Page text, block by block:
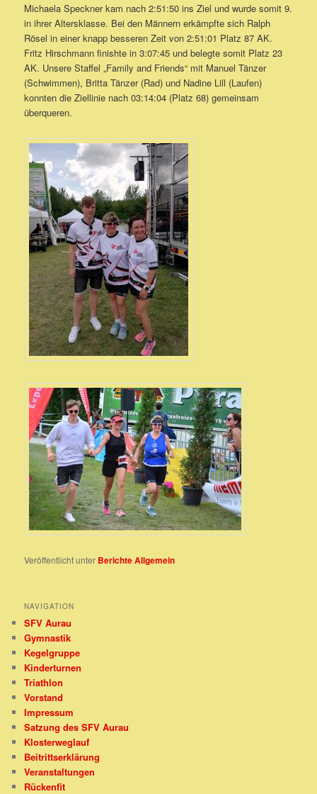
Michaela Speckner kam nach 2:51:50 ins Ziel und wurde somit 9.
in ihrer Altersklasse. Bei den Männern erkämpfte sich Ralph
Rösel in einer knapp besseren Zeit von 2:51:01 Platz 87 AK.
Fritz Hirschmann finishte in 3:07:45 und belegte somit Platz 23
AK. Unsere Staffel „Family and Friends“ mit Manuel Tänzer
(Schwimmen), Britta Tänzer (Rad) und Nadine Lill (Laufen)
konnten die Ziellinie nach 03:14:04 (Platz 68) gemeinsam
überqueren.
Veröffentlicht unter Berichte Allgemein
NAVIGATION
SFV Aurau
Gymnastik
Kegelgruppe
Kinderturnen
Triathlon
Vorstand
Impressum
Satzung des SFV Aurau
Klosterweglauf
Beitrittserklärung
Veranstaltungen
Rückenfit